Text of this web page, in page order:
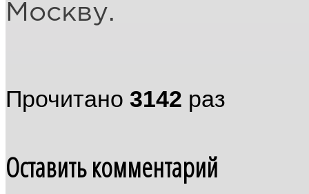
Москву.
Прочитано 3142 раз
Оставить комментарий